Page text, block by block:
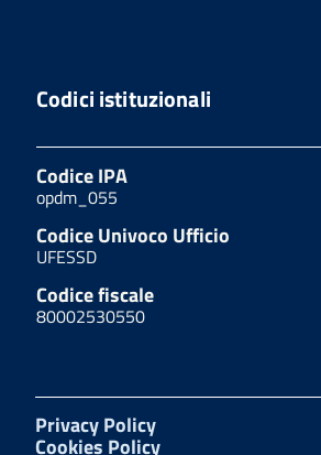
Codici istituzionali
Codice IPA
opdm_055
Codice Univoco Ufficio
UFESSD
Codice fiscale
80002530550
Privacy Policy
Cookies Policy